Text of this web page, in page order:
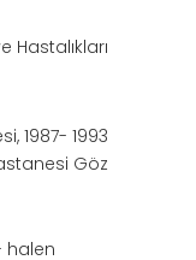
Hastalıkları
1987- 1993
Göz
halen